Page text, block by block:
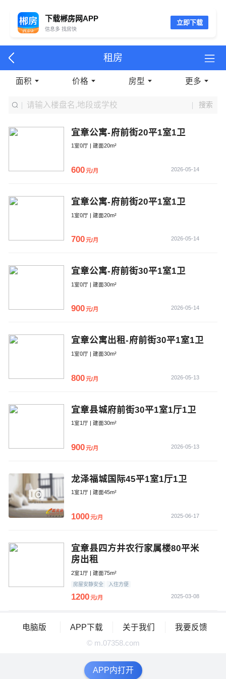
立即下载
下载郴房网APP
信息多 找房快
租房
面积 价格 房型 更多
搜索
宜章公寓-府前街20平1室1卫
1室0厅 | 建面20m²
600元/月 2026-05-14
宜章公寓-府前街20平1室1卫
1室0厅 | 建面20m²
700元/月 2026-05-14
宜章公寓-府前街30平1室1卫
1室0厅 | 建面30m²
900元/月 2026-05-14
宜章公寓出租-府前街30平1室1卫
1室0厅 | 建面30m²
800元/月 2026-05-13
宜章县城府前街30平1室1厅1卫
1室1厅 | 建面30m²
900元/月 2026-05-13
龙泽福城国际45平1室1厅1卫
1室1厅 | 建面45m²
1000元/月 2025-06-17
宜章县四方井农行家属楼80平米
房出租
2室1厅 | 建面75m²
房屋安静安全 入住方便
1200元/月 2025-03-08
APP内打开
电脑版 APP下载 关于我们 我要反馈
© m.07358.com